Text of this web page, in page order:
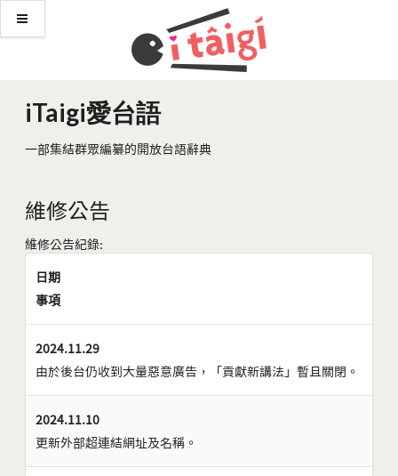
iTaigi愛台語
一部集結群眾編纂的開放台語辭典
維修公告
維修公告紀錄:
日期
事項
2024.11.29
由於後台仍收到大量惡意廣告，「貢獻新講法」暫且關閉。
2024.11.10
更新外部超連結網址及名稱。